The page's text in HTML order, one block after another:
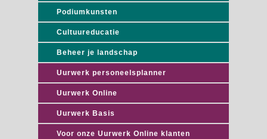
Podiumkunsten
Cultuureducatie
Beheer je landschap
Uurwerk personeelsplanner
Uurwerk Online
Uurwerk Basis
Voor onze Uurwerk Online klanten